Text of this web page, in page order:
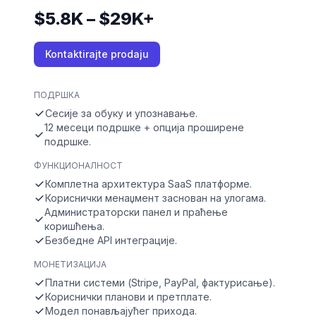
$5.8K – $29K+
Kontaktirajte prodaju
ПОДРШКА
Сесије за обуку и упознавање.
12 месеци подршке + опција проширене
подршке.
ФУНКЦИОНАЛНОСТ
Комплетна архитектура SaaS платформе.
Кориснички менаџмент заснован на улогама.
Администраторски панел и праћење
коришћења.
Безбедне API интеграције.
МОНЕТИЗАЦИЈА
Платни системи (Stripe, PayPal, фактурисање).
Кориснички планови и претплате.
Модел понављајућег прихода.